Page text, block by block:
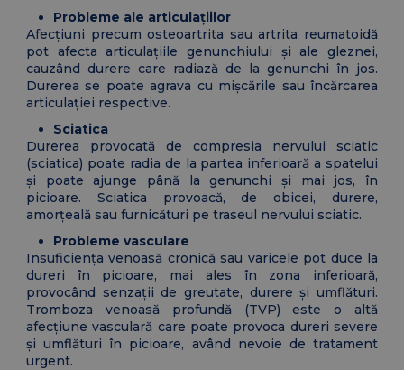
Probleme ale articulațiilor
Afecțiuni precum osteoartrita sau artrita reumatoidă
pot afecta articulațiile genunchiului și ale gleznei,
cauzând durere care radiază de la genunchi în jos.
Durerea se poate agrava cu mișcările sau încărcarea
articulației respective.
Sciatica
Durerea provocată de compresia nervului sciatic
(sciatica) poate radia de la partea inferioară a spatelui
și poate ajunge până la genunchi și mai jos, în
picioare. Sciatica provoacă, de obicei, durere,
amorțeală sau furnicături pe traseul nervului sciatic.
Probleme vasculare
Insuficiența venoasă cronică sau varicele pot duce la
dureri în picioare, mai ales în zona inferioară,
provocând senzații de greutate, durere și umflături.
Tromboza venoasă profundă (TVP) este o altă
afecțiune vasculară care poate provoca dureri severe
și umflături în picioare, având nevoie de tratament
urgent.